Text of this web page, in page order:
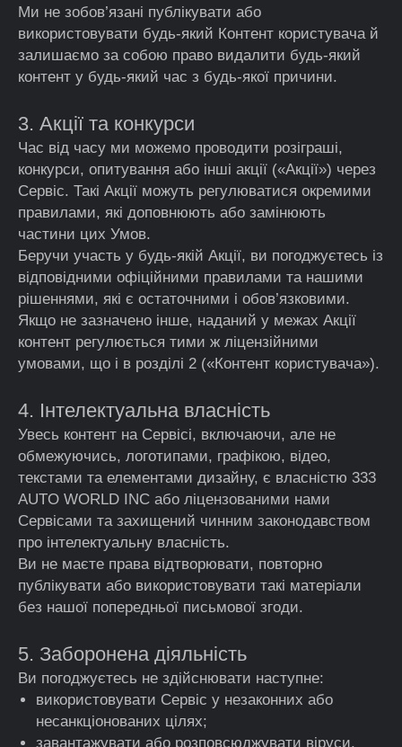
Ми не зобов’язані публікувати або
використовувати будь-який Контент користувача й
залишаємо за собою право видалити будь-який
контент у будь-який час з будь-якої причини.
3. Акції та конкурси
Час від часу ми можемо проводити розіграші,
конкурси, опитування або інші акції («Акції») через
Сервіс. Такі Акції можуть регулюватися окремими
правилами, які доповнюють або замінюють
частини цих Умов.
Беручи участь у будь-якій Акції, ви погоджуєтесь із
відповідними офіційними правилами та нашими
рішеннями, які є остаточними і обов’язковими.
Якщо не зазначено інше, наданий у межах Акції
контент регулюється тими ж ліцензійними
умовами, що і в розділі 2 («Контент користувача»).
4. Інтелектуальна власність
Увесь контент на Сервісі, включаючи, але не
обмежуючись, логотипами, графікою, відео,
текстами та елементами дизайну, є власністю 333
AUTO WORLD INC або ліцензованими нами
Сервісами та захищений чинним законодавством
про інтелектуальну власність.
Ви не маєте права відтворювати, повторно
публікувати або використовувати такі матеріали
без нашої попередньої письмової згоди.
5. Заборонена діяльність
Ви погоджуєтесь не здійснювати наступне:
використовувати Сервіс у незаконних або
несанкціонованих цілях;
завантажувати або розповсюджувати віруси,